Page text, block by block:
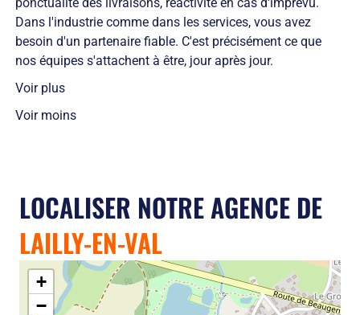
ponctualité des livraisons, réactivité en cas d'imprévu.
Dans l'industrie comme dans les services, vous avez
besoin d'un partenaire fiable. C'est précisément ce que
nos équipes s'attachent à être, jour après jour.
Voir plus
Voir moins
+
−
LOCALISER NOTRE AGENCE DE
LAILLY-EN-VAL